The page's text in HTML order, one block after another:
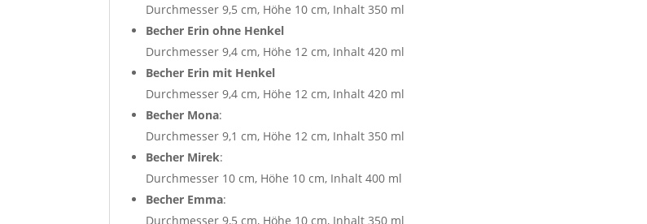
Durchmesser 9,5 cm, Höhe 10 cm, Inhalt 350 ml
Becher Erin ohne Henkel
Durchmesser 9,4 cm, Höhe 12 cm, Inhalt 420 ml
Becher Erin mit Henkel
Durchmesser 9,4 cm, Höhe 12 cm, Inhalt 420 ml
Becher Mona:
Durchmesser 9,1 cm, Höhe 12 cm, Inhalt 350 ml
Becher Mirek:
Durchmesser 10 cm, Höhe 10 cm, Inhalt 400 ml
Becher Emma:
Durchmesser 9,5 cm, Höhe 10 cm, Inhalt 350 ml